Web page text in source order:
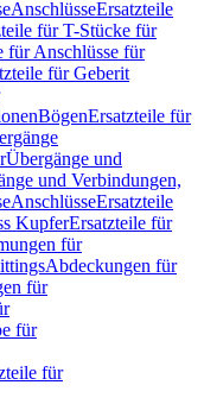
AnschlüsseErsatzteile
für T-Stücke für
für Anschlüsse für
für Geberit
BögenErsatzteile für
Übergänge und
und Verbindungen,
AnschlüsseErsatzteile
KupferErsatzteile für
für
Abdeckungen für
für
für
für